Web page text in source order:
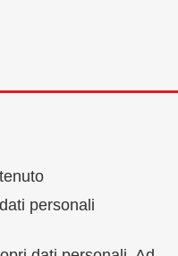
personali